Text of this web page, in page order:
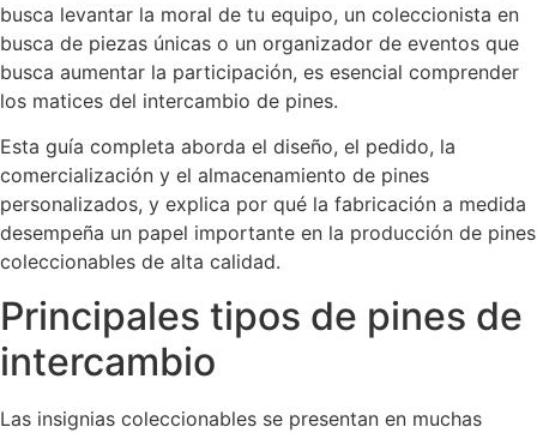
busca levantar la moral de tu equipo, un coleccionista en
busca de piezas únicas o un organizador de eventos que
busca aumentar la participación, es esencial comprender
los matices del intercambio de pines.
Esta guía completa aborda el diseño, el pedido, la
comercialización y el almacenamiento de pines
personalizados, y explica por qué la fabricación a medida
desempeña un papel importante en la producción de pines
coleccionables de alta calidad.
Principales tipos de pines de
intercambio
Las insignias coleccionables se presentan en muchas